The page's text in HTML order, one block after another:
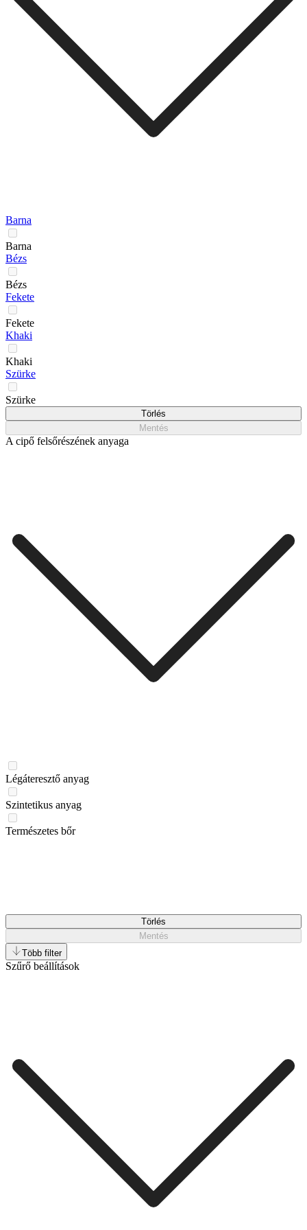
Barna
Barna
Bézs
Bézs
Fekete
Fekete
Khaki
Khaki
Szürke
Szürke
Törlés
Mentés
A cipő felsőrészének anyaga
Légáteresztő anyag
Szintetikus anyag
Természetes bőr
Törlés
Mentés
Több filter
Szűrő beállítások